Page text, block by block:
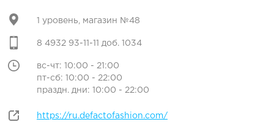
1 уровень, магазин №48
8 4932 93-11-11 доб. 1034
вс-чт: 10:00 - 21:00
пт-сб: 10:00 - 22:00
праздн. дни: 10:00 - 22:00
https://ru.defactofashion.com/